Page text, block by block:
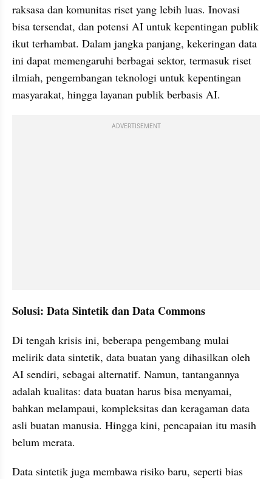
raksasa dan komunitas riset yang lebih luas. Inovasi
bisa tersendat, dan potensi AI untuk kepentingan publik
ikut terhambat. Dalam jangka panjang, kekeringan data
ini dapat memengaruhi berbagai sektor, termasuk riset
ilmiah, pengembangan teknologi untuk kepentingan
masyarakat, hingga layanan publik berbasis AI.
ADVERTISEMENT
Solusi: Data Sintetik dan Data Commons
Di tengah krisis ini, beberapa pengembang mulai
melirik data sintetik, data buatan yang dihasilkan oleh
AI sendiri, sebagai alternatif. Namun, tantangannya
adalah kualitas: data buatan harus bisa menyamai,
bahkan melampaui, kompleksitas dan keragaman data
asli buatan manusia. Hingga kini, pencapaian itu masih
belum merata.
Data sintetik juga membawa risiko baru, seperti bias